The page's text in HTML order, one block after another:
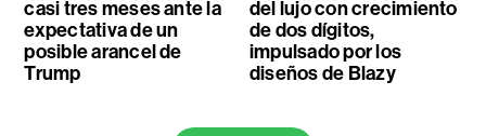
casi tres meses ante la
expectativa de un
posible arancel de
Trump
del lujo con crecimiento
de dos dígitos,
impulsado por los
diseños de Blazy